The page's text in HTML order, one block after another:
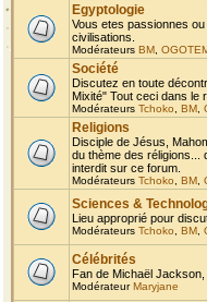
Egyptologie
Vous etes passionnes
civilisations.
Modérateurs BM
Société
Discutez en toute
Mixité" Tout ceci dans le
Modérateurs Tchoko BM
Religions
Disciple de Jésus,
du thème des réligions...
interdit sur ce forum.
Modérateurs Tchoko BM
Sciences &
Lieu approprié pour
Modérateurs Tchoko BM
Célébrités
Fan de Michaël
ModérateurMaryjane